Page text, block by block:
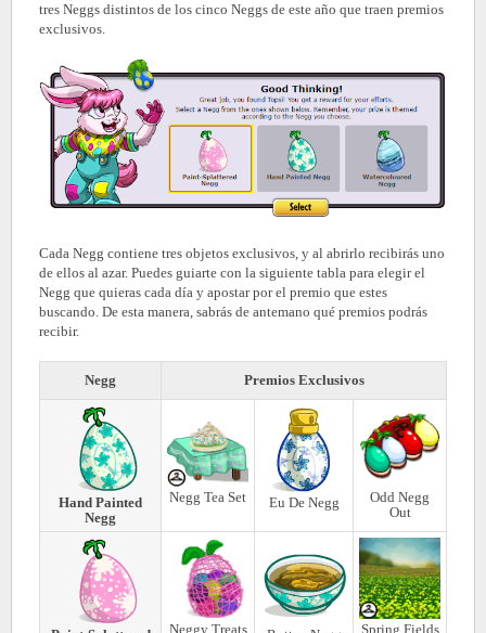
tres Neggs distintos de los cinco Neggs de este año que traen premios
exclusivos.
Cada Negg contiene tres objetos exclusivos, y al abrirlo recibirás uno
de ellos al azar. Puedes guiarte con la siguiente tabla para elegir el
Negg que quieras cada día y apostar por el premio que estes
buscando. De esta manera, sabrás de antemano qué premios podrás
recibir.
Negg Premios Exclusivos
Hand Painted
Negg
Negg Tea Set Eu De Negg
Odd Negg
Out
Neggy Treats Spring Fields